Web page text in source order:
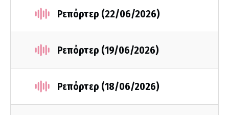
Ρεπόρτερ (22/06/2026)
Ρεπόρτερ (19/06/2026)
Ρεπόρτερ (18/06/2026)